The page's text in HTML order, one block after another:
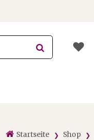
Startseite Shop